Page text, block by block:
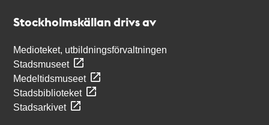
Stockholmskällan drivs av
Medioteket, utbildningsförvaltningen
Stadsmuseet
Medeltidsmuseet
Stadsbiblioteket
Stadsarkivet